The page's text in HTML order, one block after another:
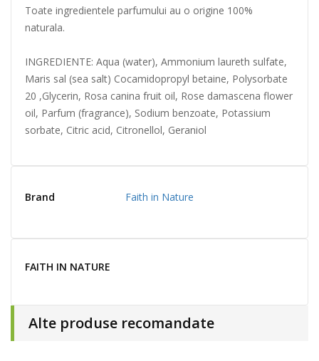
Toate ingredientele parfumului au o origine 100%
naturala.
INGREDIENTE: Aqua (water), Ammonium laureth sulfate,
Maris sal (sea salt) Cocamidopropyl betaine, Polysorbate
20 ,Glycerin, Rosa canina fruit oil, Rose damascena flower
oil, Parfum (fragrance), Sodium benzoate, Potassium
sorbate, Citric acid, Citronellol, Geraniol
Brand Faith in Nature
FAITH IN NATURE
Alte produse recomandate